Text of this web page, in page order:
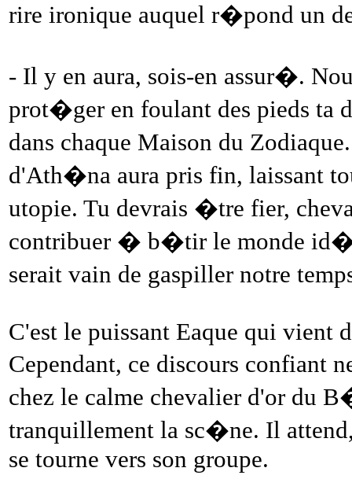
rire ironique auquel r�pond un
- Il y en aura, sois-en assur�.
prot�ger en foulant des pieds
dans chaque Maison du
d'Ath�na aura pris fin, laissant
utopie. Tu devrais �tre fier,
contribuer � b�tir le monde
serait vain de gaspiller notre
C'est le puissant Eaque qui vient
Cependant, ce discours confiant
chez le calme chevalier d'or du
tranquillement la sc�ne. Il
se tourne vers son groupe.